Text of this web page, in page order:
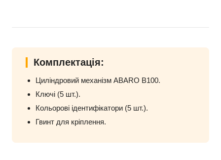
Комплектація:
Циліндровий механізм ABARO B100.
Ключі (5 шт.).
Кольорові ідентифікатори (5 шт.).
Гвинт для кріплення.